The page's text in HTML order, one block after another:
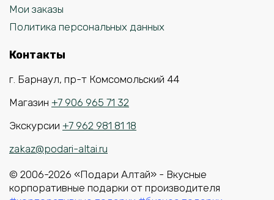
Мои заказы
Политика персональных данных
Контакты
г. Барнаул, пр-т Комсомольский 44
Магазин +7 906 965 71 32
Экскурсии +7 962 981 81 18
zakaz@podari-altai.ru
© 2006-2026 «Подари Алтай» - Вкусные
корпоративные подарки от производителя